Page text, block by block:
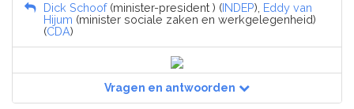
Dick Schoof(minister-president ) (INDEP), Eddy van
Hijum (minister sociale zaken en werkgelegenheid)
(CDA)
Vragen en antwoorden